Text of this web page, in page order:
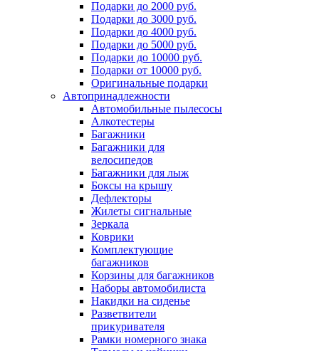
Подарки до 2000 руб.
Подарки до 3000 руб.
Подарки до 4000 руб.
Подарки до 5000 руб.
Подарки до 10000 руб.
Подарки от 10000 руб.
Оригинальные подарки
Автопринадлежности
Автомобильные пылесосы
Алкотестеры
Багажники
Багажники для
велосипедов
Багажники для лыж
Боксы на крышу
Дефлекторы
Жилеты сигнальные
Зеркала
Коврики
Комплектующие
багажников
Корзины для багажников
Наборы автомобилиста
Накидки на сиденье
Разветвители
прикуривателя
Рамки номерного знака